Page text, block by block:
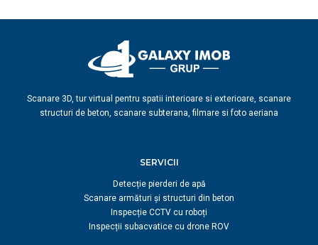
Scanare 3D, tur virtual pentru spatii interioare si exterioare, scanare
structuri de beton, scanare subterana, filmare si foto aeriana
SERVICII
Detecție pierderi de apă
Scanare armături și structuri din beton
Inspecție CCTV cu roboți
Inspecții subacvatice cu drone ROV